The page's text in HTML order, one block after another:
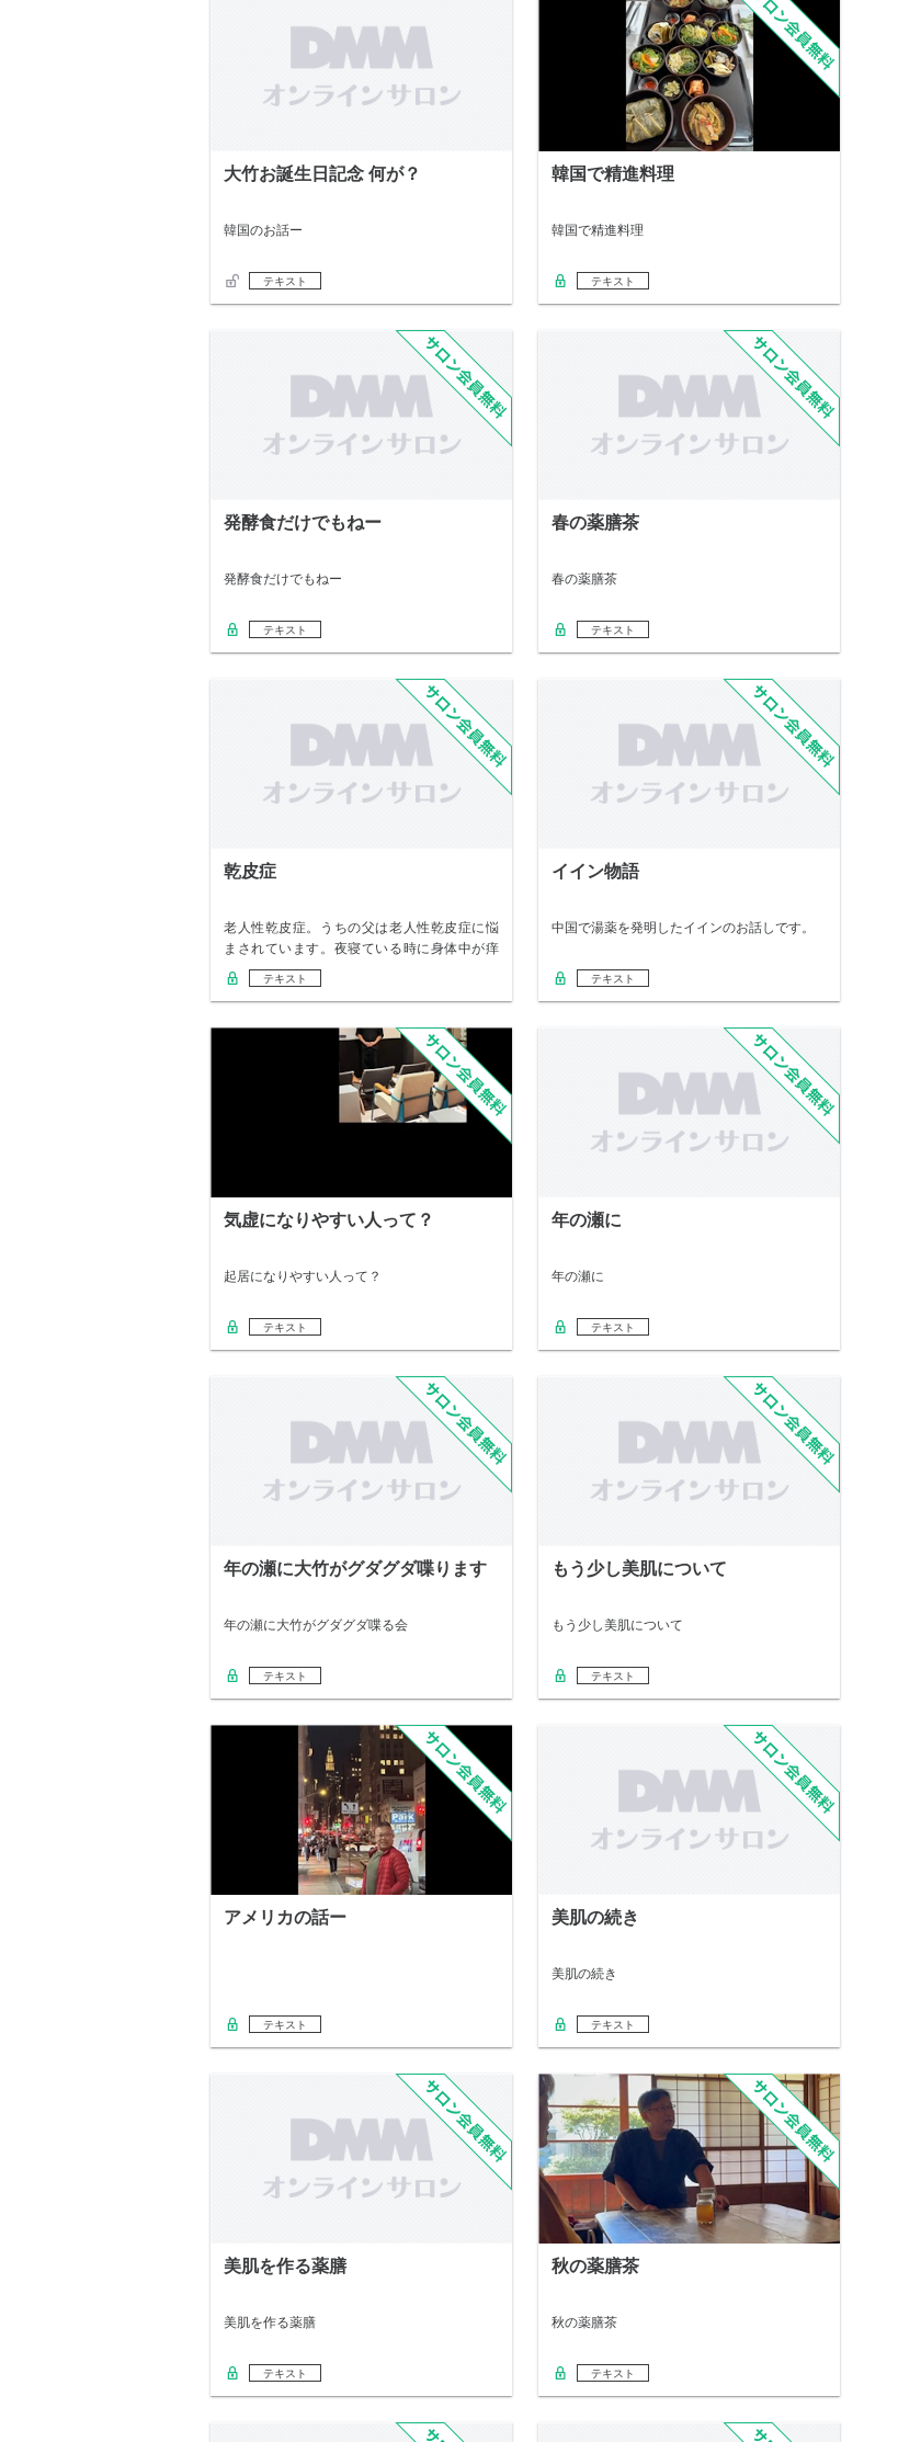
大竹お誕生日記念 何が？
韓国のお話ー
テキスト
韓国で精進料理
韓国で精進料理
テキスト
発酵食だけでもねー
発酵食だけでもねー
テキスト
春の薬膳茶
春の薬膳茶
テキスト
乾皮症
老人性乾皮症。うちの父は老人性乾皮症に悩
まされています。夜寝ている時に身体中が痒
くて、でも…
テキスト
イイン物語
中国で湯薬を発明したイインのお話しです。
テキスト
気虚になりやすい人って？
起居になりやすい人って？
テキスト
年の瀬に
年の瀬に
テキスト
年の瀬に大竹がグダグダ喋ります
年の瀬に大竹がグダグダ喋る会
テキスト
もう少し美肌について
もう少し美肌について
テキスト
アメリカの話ー
テキスト
美肌の続き
美肌の続き
テキスト
美肌を作る薬膳
美肌を作る薬膳
テキスト
秋の薬膳茶
秋の薬膳茶
テキスト